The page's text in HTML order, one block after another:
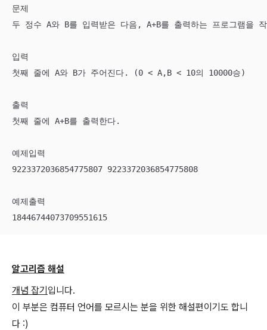
문제
두 정수 A와 B를 입력받은 다음, A+B를 출력하는 프로그램을
입력
첫째 줄에 A와 B가 주어진다. (0 < A,B < 10의 10000승)
출력
첫째 줄에 A+B를 출력한다.
예제입력
9223372036854775807 9223372036854775808
예제출력
18446744073709551615
알고리즘 해설
개념 잡기 입니다.
이 부분은 컴퓨터 언어를 모르시는 분을 위한 해설편이기도 합니
다 :)